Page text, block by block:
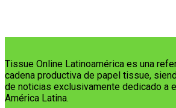
Tissue Online Latinoamérica es una
cadena productiva de papel tissue,
de noticias exclusivamente dedicado a
América Latina.